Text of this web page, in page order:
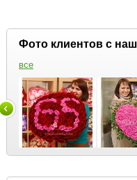
Фото клиентов с
все